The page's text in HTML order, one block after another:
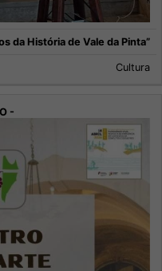
da História de Vale da Pinta”
Cultura